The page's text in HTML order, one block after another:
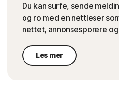
Du kan surfe, sende
og ro med en nettleser
nettet, annonsesporere
Les mer